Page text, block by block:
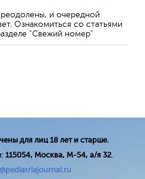
и очередной
Ознакомиться со статьями
"Свежий номер"
для лиц 18 лет и старше.
115054, Москва, М-54, а/я 32.